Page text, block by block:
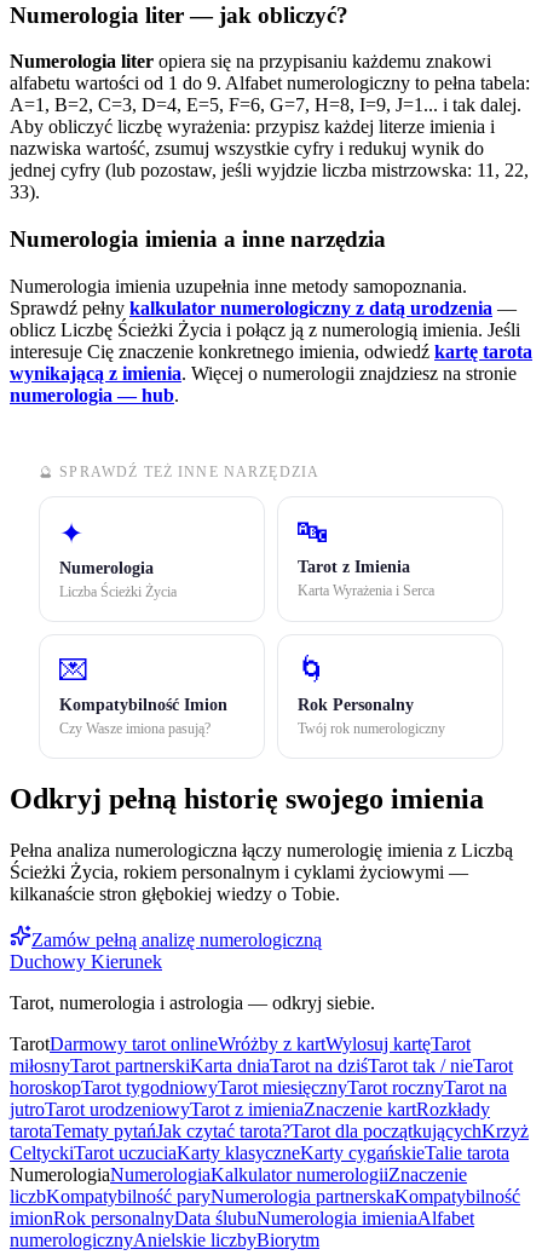
Numerologia liter — jak obliczyć?
Numerologia liter opiera się na przypisaniu każdemu znakowi
alfabetu wartości od 1 do 9. Alfabet numerologiczny to pełna tabela:
A=1, B=2, C=3, D=4, E=5, F=6, G=7, H=8, I=9, J=1... i tak dalej.
Aby obliczyć liczbę wyrażenia: przypisz każdej literze imienia i
nazwiska wartość, zsumuj wszystkie cyfry i redukuj wynik do
jednej cyfry (lub pozostaw, jeśli wyjdzie liczba mistrzowska: 11, 22,
33).
Numerologia imienia a inne narzędzia
Numerologia imienia uzupełnia inne metody samopoznania.
Sprawdź pełny kalkulator numerologiczny z datą urodzenia —
oblicz Liczbę Ścieżki Życia i połącz ją z numerologią imienia. Jeśli
interesuje Cię znaczenie konkretnego imienia, odwiedź kartę tarota
wynikającą z imienia. Więcej o numerologii znajdziesz na stronie
numerologia — hub.
🔮 SPRAWDŹ TEŻ INNE NARZĘDZIA
✦
Numerologia
Liczba Ścieżki Życia
🔤
Tarot z Imienia
Karta Wyrażenia i Serca
💌
Kompatybilność Imion
Czy Wasze imiona pasują?
🌀
Rok Personalny
Twój rok numerologiczny
Odkryj pełną historię swojego imienia
Pełna analiza numerologiczna łączy numerologię imienia z Liczbą
Ścieżki Życia, rokiem personalnym i cyklami życiowymi —
kilkanaście stron głębokiej wiedzy o Tobie.
Zamów pełną analizę numerologiczną
Duchowy Kierunek
Tarot, numerologia i astrologia — odkryj siebie.
TarotDarmowy tarot onlineWróżby z kartWylosuj kartęTarot
miłosnyTarot partnerskiKarta dniaTarot na dziśTarot tak / nieTarot
horoskopTarot tygodniowyTarot miesięcznyTarot rocznyTarot na
jutroTarot urodzeniowyTarot z imieniaZnaczenie kartRozkłady
tarotaTematy pytańJak czytać tarota?Tarot dla początkującychKrzyż
CeltyckiTarot uczuciaKarty klasyczneKarty cygańskieTalie tarota
NumerologiaNumerologiaKalkulator numerologiiZnaczenie
liczbKompatybilność paryNumerologia partnerskaKompatybilność
imionRok personalnyData ślubuNumerologia imieniaAlfabet
numerologicznyAnielskie liczbyBiorytm